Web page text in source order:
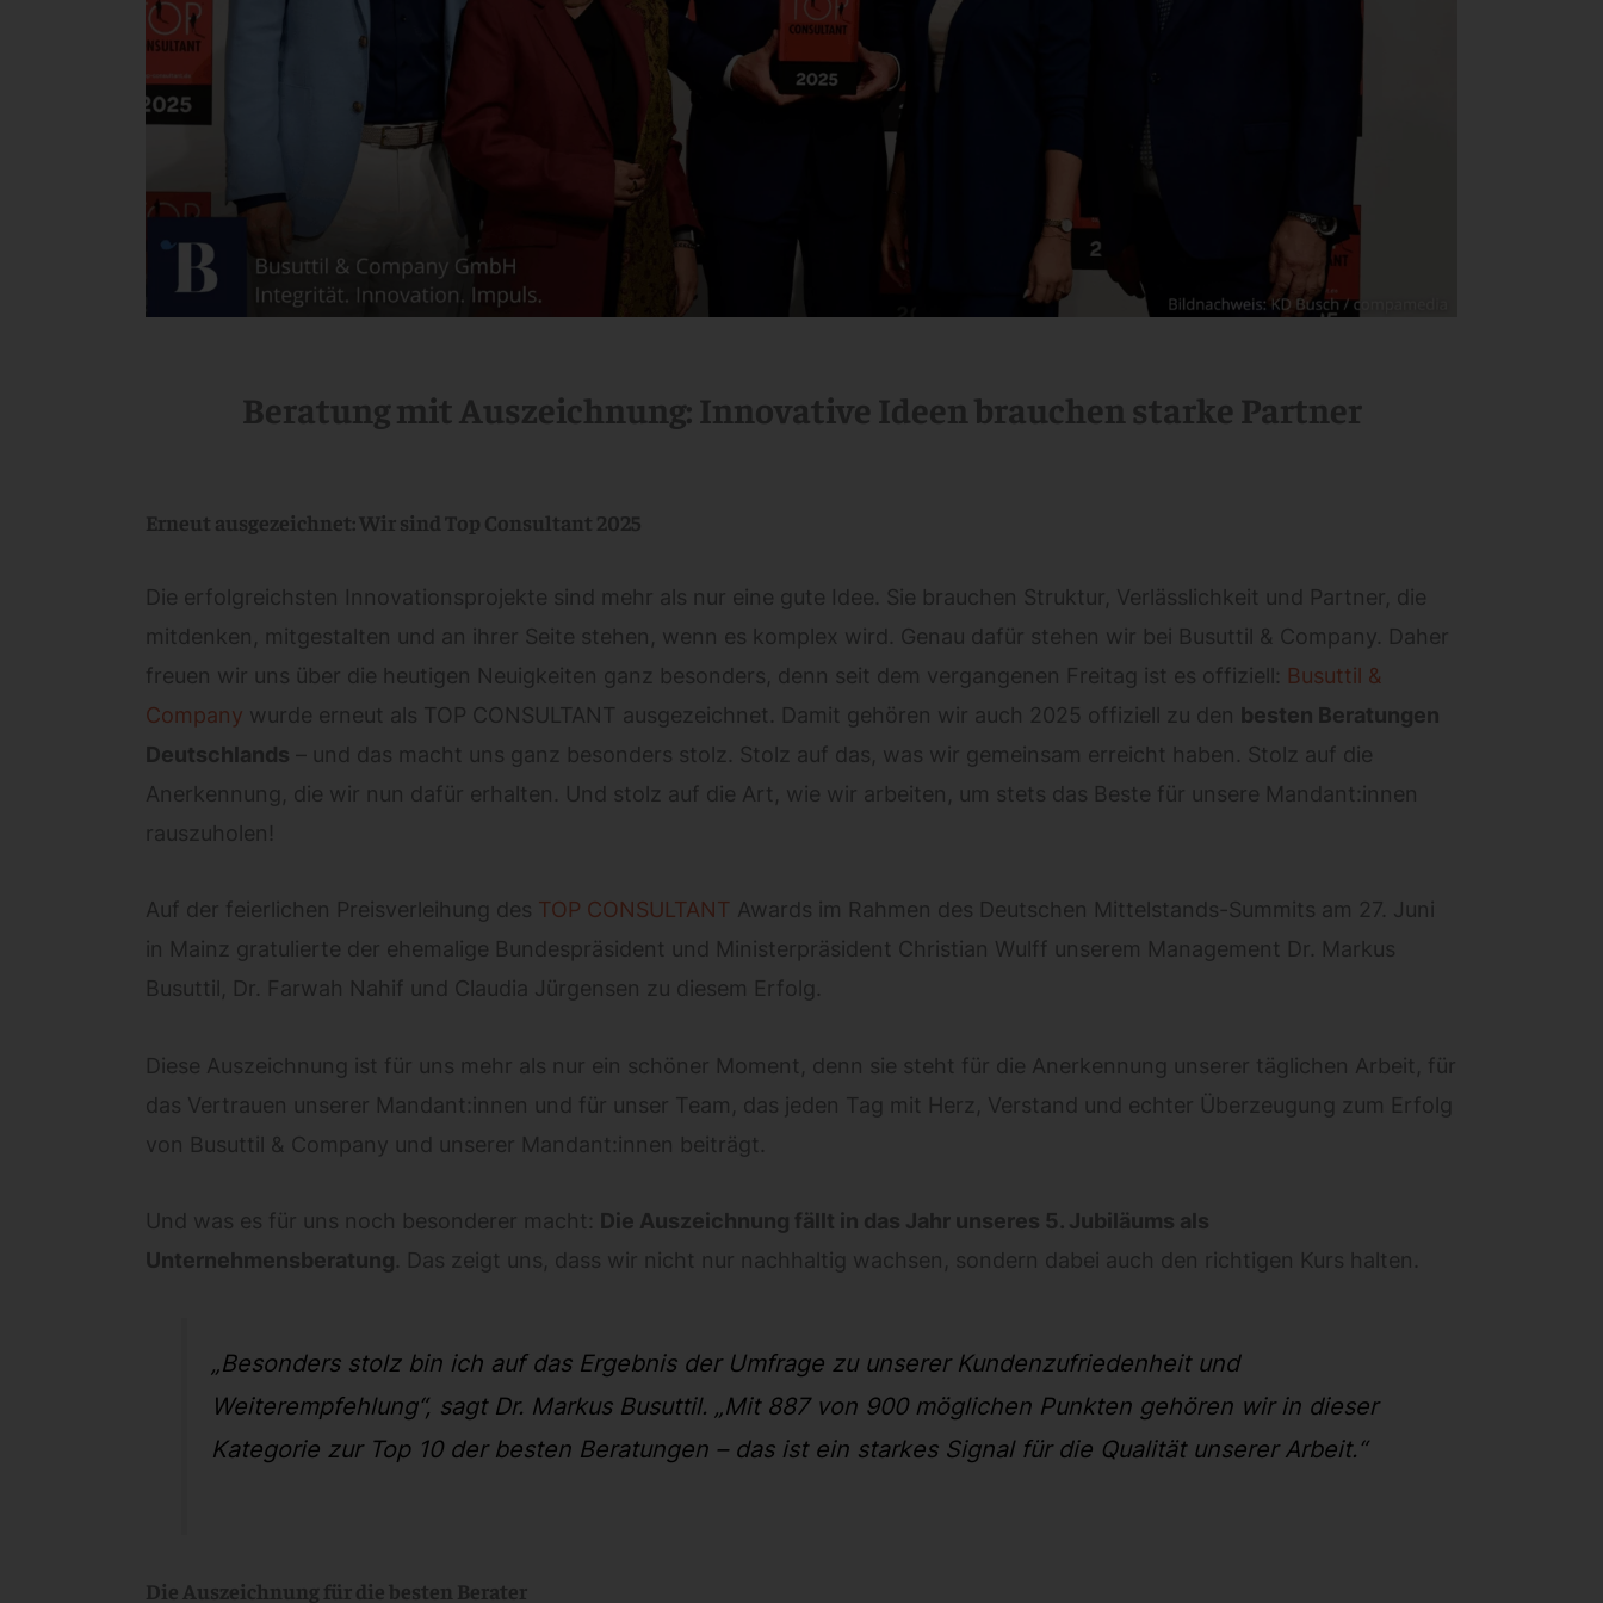
Beratung mit Auszeichnung: Innovative Ideen brauchen starke Partner
Erneut ausgezeichnet: Wir sind Top Consultant 2025
Die erfolgreichsten Innovationsprojekte sind mehr als nur eine gute Idee. Sie brauchen Struktur, Verlässlichkeit und Partner, die
mitdenken, mitgestalten und an ihrer Seite stehen, wenn es komplex wird. Genau dafür stehen wir bei Busuttil & Company. Daher
freuen wir uns über die heutigen Neuigkeiten ganz besonders, denn seit dem vergangenen Freitag ist es offiziell: Busuttil &
Company wurde erneut als TOP CONSULTANT ausgezeichnet. Damit gehören wir auch 2025 offiziell zu den besten Beratungen
Deutschlands – und das macht uns ganz besonders stolz. Stolz auf das, was wir gemeinsam erreicht haben. Stolz auf die
Anerkennung, die wir nun dafür erhalten. Und stolz auf die Art, wie wir arbeiten, um stets das Beste für unsere Mandant:innen
rauszuholen!
Auf der feierlichen Preisverleihung des TOP CONSULTANT Awards im Rahmen des Deutschen Mittelstands-Summits am 27. Juni
in Mainz gratulierte der ehemalige Bundespräsident und Ministerpräsident Christian Wulff unserem Management Dr. Markus
Busuttil, Dr. Farwah Nahif und Claudia Jürgensen zu diesem Erfolg.
Diese Auszeichnung ist für uns mehr als nur ein schöner Moment, denn sie steht für die Anerkennung unserer täglichen Arbeit, für
das Vertrauen unserer Mandant:innen und für unser Team, das jeden Tag mit Herz, Verstand und echter Überzeugung zum Erfolg
von Busuttil & Company und unserer Mandant:innen beiträgt.
Und was es für uns noch besonderer macht: Die Auszeichnung fällt in das Jahr unseres 5. Jubiläums als
Unternehmensberatung. Das zeigt uns, dass wir nicht nur nachhaltig wachsen, sondern dabei auch den richtigen Kurs halten.
„Besonders stolz bin ich auf das Ergebnis der Umfrage zu unserer Kundenzufriedenheit und
Weiterempfehlung“, sagt Dr. Markus Busuttil. „Mit 887 von 900 möglichen Punkten gehören wir in dieser
Kategorie zur Top 10 der besten Beratungen – das ist ein starkes Signal für die Qualität unserer Arbeit.“
Die Auszeichnung für die besten Berater